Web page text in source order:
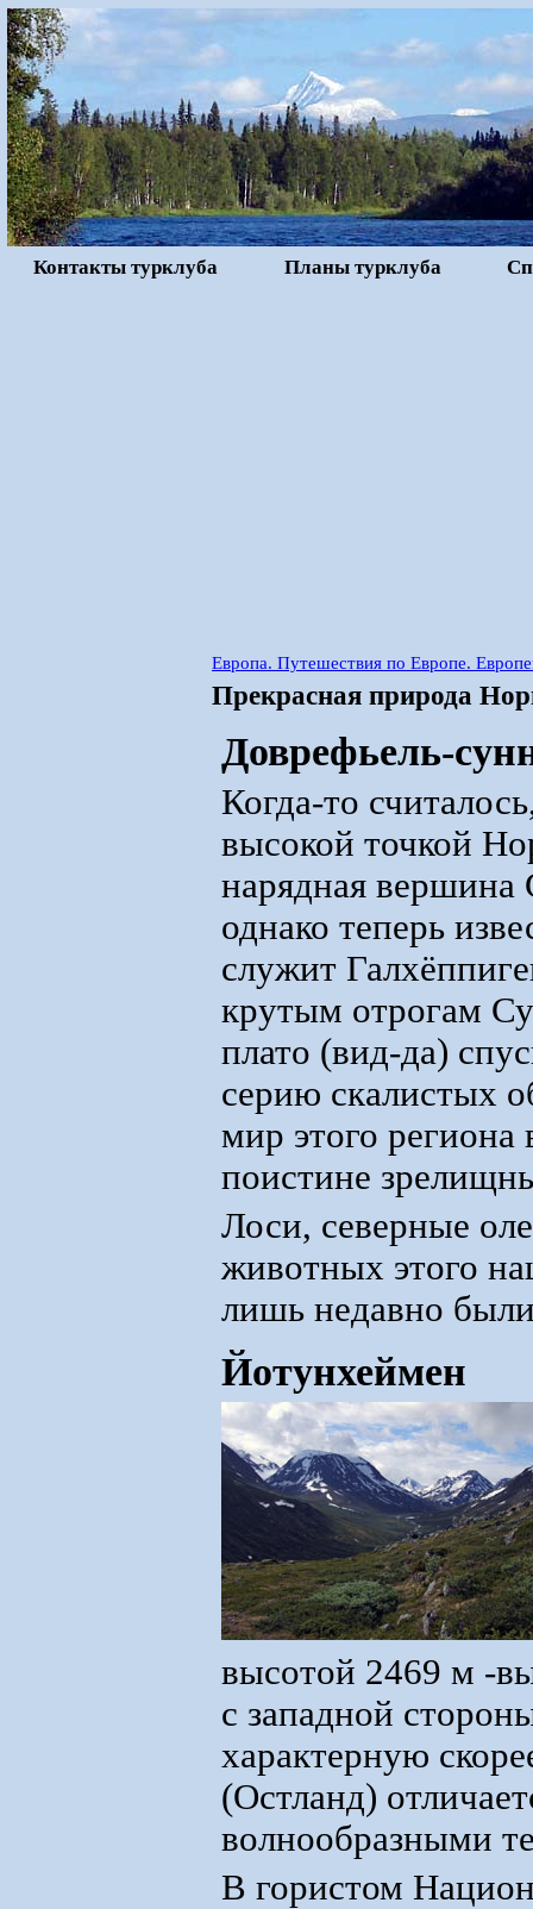
Контакты турклуба Планы турклуба
Европа. Путешествия по Европе.
Прекрасная природа
Доврефьель-
Когда-то
высокой точкой
нарядная вершина
однако теперь
служит
крутым отрогам
плато (вид-да)
серию скалистых
мир этого региона
поистине
Лоси, северные
животных этого
лишь недавно
Йотунхеймен
высотой 2469 м -
с западной
характерную
(Остланд)
волнообразными
В гористом